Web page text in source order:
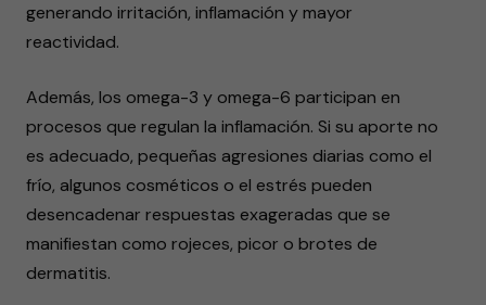
generando irritación, inflamación y mayor
reactividad.
Además, los omega-3 y omega-6 participan en
procesos que regulan la inflamación. Si su aporte no
es adecuado, pequeñas agresiones diarias como el
frío, algunos cosméticos o el estrés pueden
desencadenar respuestas exageradas que se
manifiestan como rojeces, picor o brotes de
dermatitis.